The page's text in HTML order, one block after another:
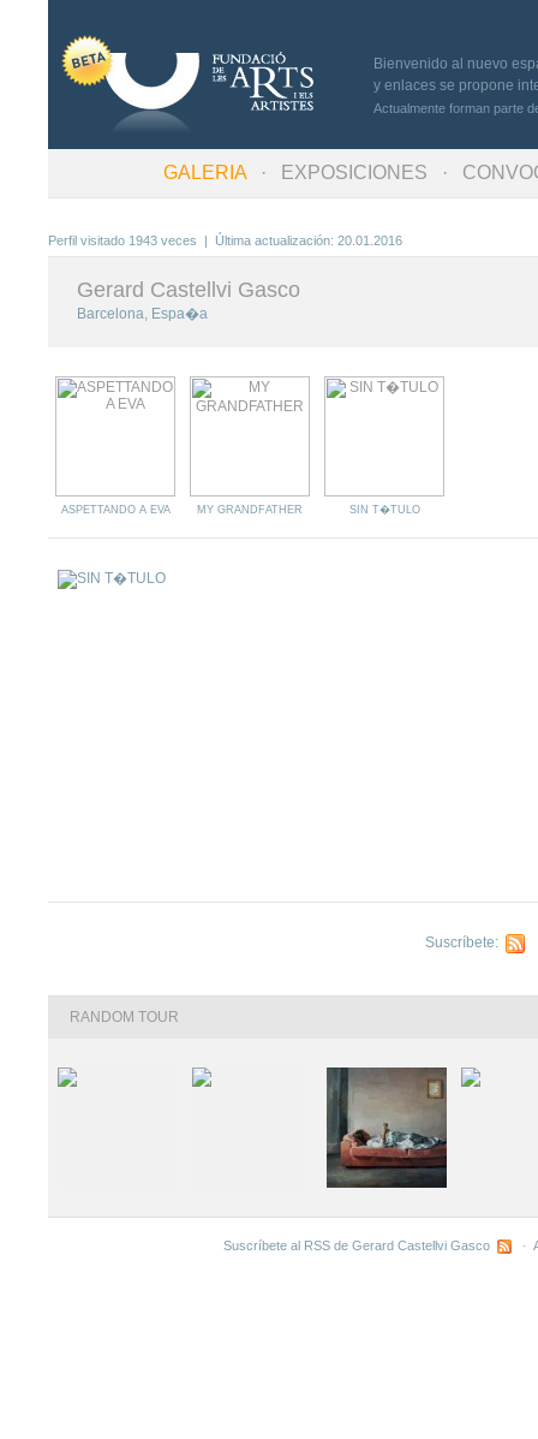
Bienvenido al nuevo
y enlaces se propone
Actualmente forman parte
GALERIA· EXPOSICIONES ·
Perfil visitado 1943 veces | Última actualización: 20.01.2016
Gerard Castellvi Gasco
Barcelona, Espa�a
ASPETTANDO A EVA MY GRANDFATHER SIN T�TULO
Suscríbete:
RANDOM TOUR
Suscríbete al RSS de Gerard Castellvi Gasco ·